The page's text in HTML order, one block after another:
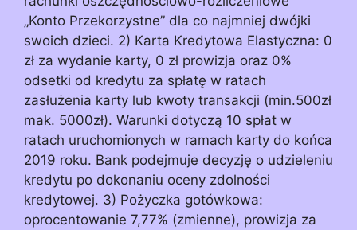
„Konto Przekorzystne” dla co najmniej dwójki
swoich dzieci. 2) Karta Kredytowa Elastyczna: 0
zł za wydanie karty, 0 zł prowizja oraz 0%
odsetki od kredytu za spłatę w ratach
zasłużenia karty lub kwoty transakcji (min.500zł
mak. 5000zł). Warunki dotyczą 10 spłat w
ratach uruchomionych w ramach karty do końca
2019 roku. Bank podejmuje decyzję o udzieleniu
kredytu po dokonaniu oceny zdolności
kredytowej. 3) Pożyczka gotówkowa:
oprocentowanie 7,77% (zmienne), prowizja za